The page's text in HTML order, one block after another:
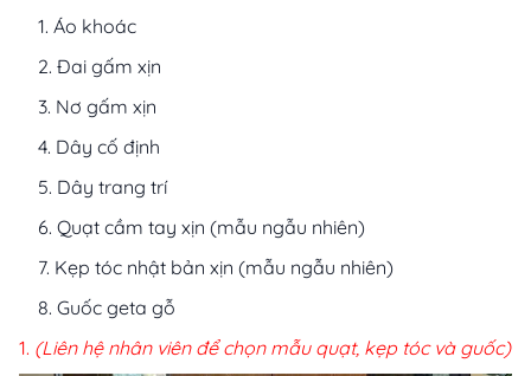
Áo khoác
Đai gấm xịn
Nơ gấm xịn
Dây cố định
Dây trang trí
Quạt cầm tay xịn (mẫu ngẫu nhiên)
Kẹp tóc nhật bản xịn (mẫu ngẫu nhiên)
Guốc geta gỗ
(Liên hệ nhân viên để chọn mẫu quạt, kẹp tóc và guốc)